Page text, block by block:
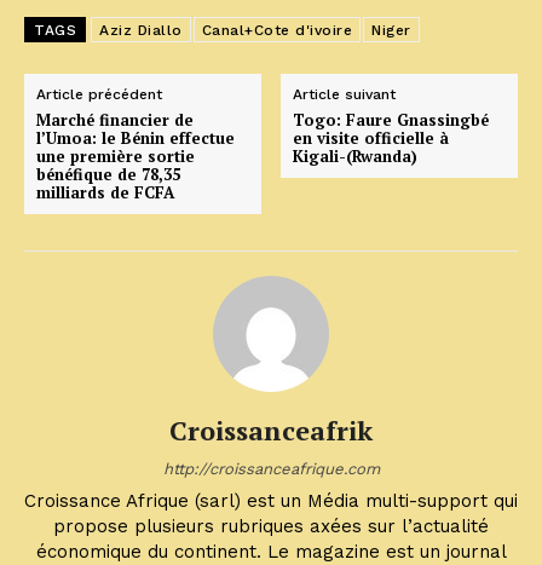
TAGS Aziz Diallo Canal+Cote d'ivoire Niger
Article précédent
Marché financier de
l’Umoa: le Bénin effectue
une première sortie
bénéfique de 78,35
milliards de FCFA
Article suivant
Togo: Faure Gnassingbé
en visite officielle à
Kigali-(Rwanda)
Croissanceafrik
http://croissanceafrique.com
Croissance Afrique (sarl) est un Média multi-support qui
propose plusieurs rubriques axées sur l’actualité
économique du continent. Le magazine est un journal